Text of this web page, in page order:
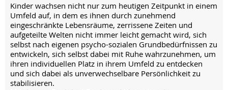
Kinder wachsen nicht nur zum heutigen Zeitpunkt in einem
Umfeld auf, in dem es ihnen durch zunehmend
eingeschränkte Lebensräume, zerrissene Zeiten und
aufgeteilte Welten nicht immer leicht gemacht wird, sich
selbst nach eigenen psycho-sozialen Grundbedürfnissen zu
entwickeln, sich selbst dabei mit Ruhe wahrzunehmen, um
ihren individuellen Platz in ihrem Umfeld zu entdecken
und sich dabei als unverwechselbare Persönlichkeit zu
stabilisieren.